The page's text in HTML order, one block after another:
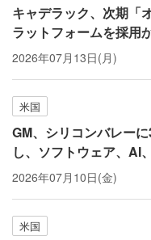
キャデラック、次期「
ラットフォームを採用
2026年07月13日(月)
米国
GM、シリコンバレー
し、ソフトウェア、AI
2026年07月10日(金)
米国